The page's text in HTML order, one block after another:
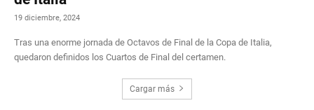
19 diciembre, 2024
Tras una enorme jornada de Octavos de Final de la Copa de Italia,
quedaron definidos los Cuartos de Final del certamen.
Cargar más